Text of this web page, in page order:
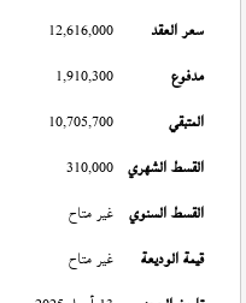
سعر العقد
12,616,000
مدفوع
1,910,300
المتبقي
10,705,700
القسط الشهري 310,000
القسط السنوي غير متاح
قيمة الوديعة
غير متاح